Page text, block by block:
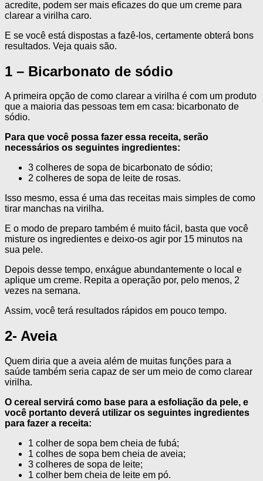
acredite, podem ser mais eficazes do que um creme para
clarear a virilha caro.
E se você está dispostas a fazê-los, certamente obterá bons
resultados. Veja quais são.
1 – Bicarbonato de sódio
A primeira opção de como clarear a virilha é com um produto
que a maioria das pessoas tem em casa: bicarbonato de
sódio.
Para que você possa fazer essa receita, serão
necessários os seguintes ingredientes:
3 colheres de sopa de bicarbonato de sódio;
2 colheres de sopa de leite de rosas.
Isso mesmo, essa é uma das receitas mais simples de como
tirar manchas na virilha.
E o modo de preparo também é muito fácil, basta que você
misture os ingredientes e deixo-os agir por 15 minutos na
sua pele.
Depois desse tempo, enxágue abundantemente o local e
aplique um creme. Repita a operação por, pelo menos, 2
vezes na semana.
Assim, você terá resultados rápidos em pouco tempo.
2- Aveia
Quem diria que a aveia além de muitas funções para a
saúde também seria capaz de ser um meio de como clarear
virilha.
O cereal servirá como base para a esfoliação da pele, e
você portanto deverá utilizar os seguintes ingredientes
para fazer a receita:
1 colher de sopa bem cheia de fubá;
1 colhes de sopa bem cheia de aveia;
3 colheres de sopa de leite;
1 colher bem cheia de leite em pó.